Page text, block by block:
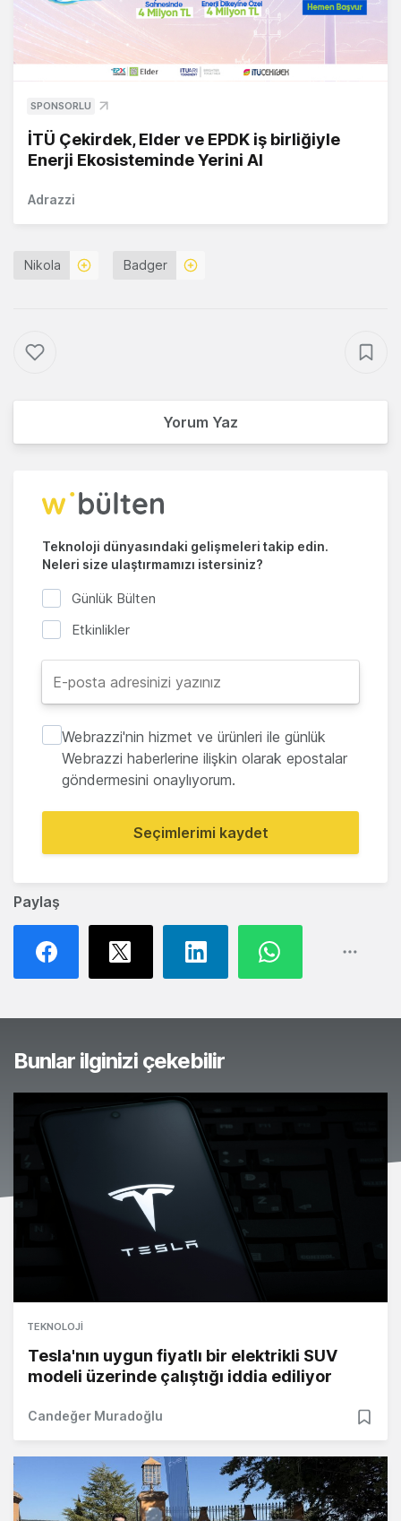
Paylaş
SPONSORLU
İTÜ Çekirdek, Elder ve EPDK iş birliğiyle
Enerji Ekosisteminde Yerini Al
Adrazzi
Nikola Badger
Yorum Yaz
Teknoloji dünyasındaki gelişmeleri takip edin.
Neleri size ulaştırmamızı istersiniz?
Günlük Bülten
Etkinlikler
Webrazzi'nin hizmet ve ürünleri ile günlük
Webrazzi haberlerine ilişkin olarak epostalar
göndermesini onaylıyorum.
Seçimlerimi kaydet
Bunlar ilginizi çekebilir
TEKNOLOJI
Tesla'nın uygun fiyatlı bir elektrikli SUV
modeli üzerinde çalıştığı iddia ediliyor
Candeğer Muradoğlu